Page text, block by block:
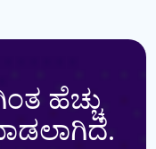
ಹೆಚ್ಚು